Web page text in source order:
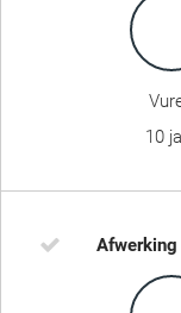
10
Afwerking